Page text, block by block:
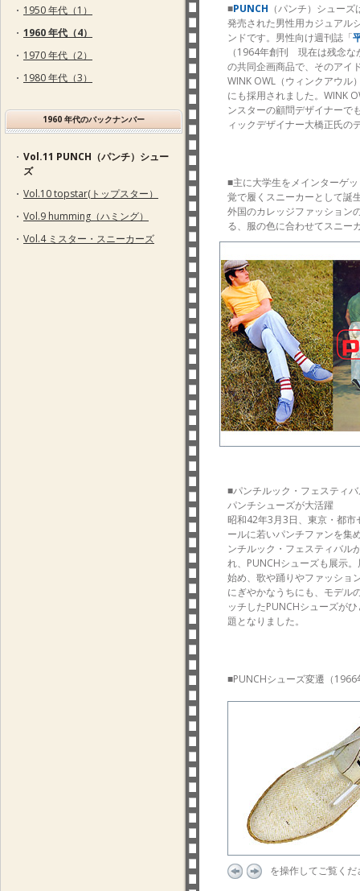
1950 年代（1）
1960 年代（4）
1970 年代（2）
1980 年代（3）
1960 年代のバックナンバー
Vol.11 PUNCH（パンチ）シュー
ズ
Vol.10 topstar(トップスター）
Vol.9 humming（ハミング）
Vol.4 ミスター・スニーカーズ
■PUNCH （パンチ）シューズ
発売された男性用カジュアル
ンドです。男性向け週刊誌「
（1964年創刊 現在は残念な
の共同企画商品で、そのア
WINK OWL（ウィンクアウル
にも採用されました。WINK
ンスターの顧問デザイナーで
ィックデザイナー大橋正氏の
■主に大学生をメインターゲ
覚で履くスニーカーとして誕
外国のカレッジファッション
る、服の色に合わせてスニー
■パンチルック・フェスティ
パンチシューズが大活躍
昭和42年3月3日、東京・都市
ールに若いパンチファンを集
ンチルック・フェスティバル
れ、PUNCHシューズも展示
始め、歌や踊りやファッショ
にぎやかなうちにも、モデル
ッチしたPUNCHシューズが
題となりました。
■PUNCHシューズ変遷（
を操作してご覧くだ